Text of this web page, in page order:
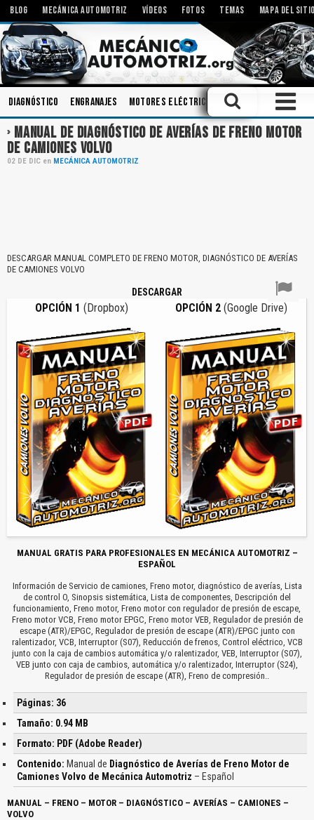
BLOG MECÁNICA AUTOMOTRIZ VÍDEOS FOTOS TEMAS MAPA DEL
Diagnóstico Engranajes Motores Eléctricos Inyectores
MANUAL DE DIAGNÓSTICO DE AVERÍAS DE FRENO MOTOR
DE CAMIONES VOLVO
02 DE DIC en MECÁNICA AUTOMOTRIZ
DESCARGAR MANUAL COMPLETO DE FRENO MOTOR, DIAGNÓSTICO DE AVERÍAS
DE CAMIONES VOLVO
DESCARGAR
OPCIÓN 1 (Dropbox) OPCIÓN 2 (Google Drive)
MANUAL GRATIS PARA PROFESIONALES EN MECÁNICA AUTOMOTRIZ –
ESPAÑOL
Información de Servicio de camiones, Freno motor, diagnóstico de averías, Lista
de control O, Sinopsis sistemática, Lista de componentes, Descripción del
funcionamiento, Freno motor, Freno motor con regulador de presión de escape,
Freno motor VCB, Freno motor EPGC, Freno motor VEB, Regulador de presión de
escape (ATR)/EPGC, Regulador de presión de escape (ATR)/EPGC junto con
ralentizador, VCB, Interruptor (S07), Reducción de frenos, Control eléctrico, VCB
junto con la caja de cambios automática y/o ralentizador, VEB, Interruptor (S07),
VEB junto con caja de cambios, automática y/o ralentizador, Interruptor (S24),
Regulador de presión de escape (ATR), Freno de compresión..
Páginas: 36
Tamaño: 0.94 MB
Formato: PDF (Adobe Reader)
Contenido: Manual de Diagnóstico de Averías de Freno Motor de
Camiones Volvo de Mecánica Automotriz – Español
MANUAL – FRENO – MOTOR – DIAGNÓSTICO – AVERÍAS – CAMIONES –
VOLVO